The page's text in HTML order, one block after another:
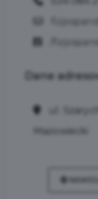
Dane
ul.
Mazowiecki